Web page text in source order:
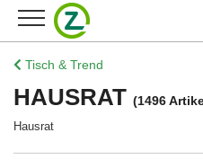
Tisch & Trend
HAUSRAT (1496
Hausrat